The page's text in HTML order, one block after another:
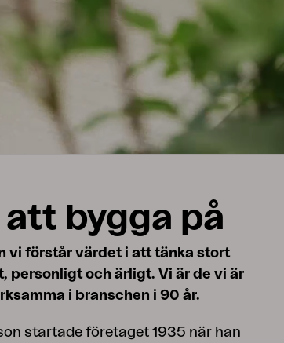
att bygga på
vi förstår värdet i att tänka stort
personligt och ärligt. Vi är de vi är
i branschen i 90 år.
startade företaget 1935 när han